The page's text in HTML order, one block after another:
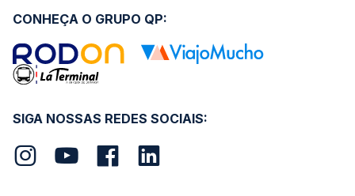
SIGA NOSSAS REDES SOCIAIS:
CONHEÇA O GRUPO QP: